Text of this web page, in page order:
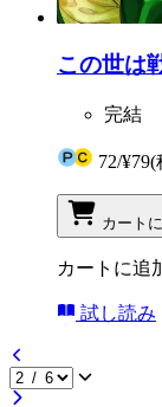
この世は
完結
72/¥79(
カート
カートに追
試し読み